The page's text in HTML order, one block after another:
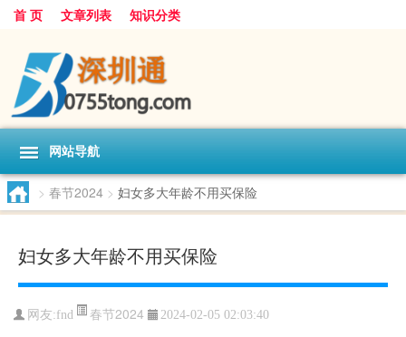
首 页 文章列表 知识分类
网站导航
> 春节2024 > 妇女多大年龄不用买保险
妇女多大年龄不用买保险
网友:fnd 春节2024 2024-02-05 02:03:40